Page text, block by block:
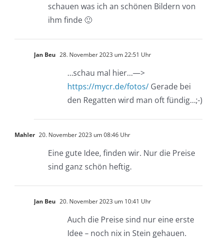
schauen was ich an schönen Bildern von
ihm finde 🙂
Jan Beu 28. November 2023 um 22:51 Uhr
…schau mal hier…—>
https://mycr.de/fotos/ Gerade bei
den Regatten wird man oft fündig…;-)
Mahler 20. November 2023 um 08:46 Uhr
Eine gute Idee, finden wir. Nur die Preise
sind ganz schön heftig.
Jan Beu 20. November 2023 um 10:41 Uhr
Auch die Preise sind nur eine erste
Idee – noch nix in Stein gehauen.